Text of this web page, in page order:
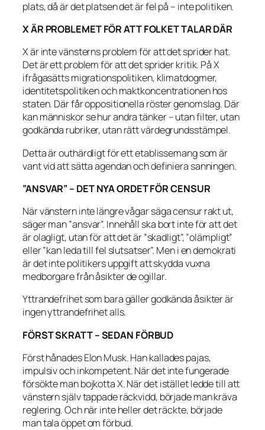
plats, då är det platsen det är fel på – inte politiken.
X ÄR PROBLEMET FÖR ATT FOLKET TALAR DÄR
X är inte vänsterns problem för att det sprider hat.
Det är ett problem för att det sprider kritik. På X
ifrågasätts migrationspolitiken, klimatdogmer,
identitetspolitiken och maktkoncentrationen hos
staten. Där får oppositionella röster genomslag. Där
kan människor se hur andra tänker – utan filter, utan
godkända rubriker, utan rätt värdegrundsstämpel.
Detta är outhärdligt för ett etablissemang som är
vant vid att sätta agendan och definiera sanningen.
”ANSVAR” – DET NYA ORDET FÖR CENSUR
När vänstern inte längre vågar säga censur rakt ut,
säger man ”ansvar”. Innehåll ska bort inte för att det
är olagligt, utan för att det är ”skadligt”, ”olämpligt”
eller ”kan leda till fel slutsatser”. Men i en demokrati
är det inte politikers uppgift att skydda vuxna
medborgare från åsikter de ogillar.
Yttrandefrihet som bara gäller godkända åsikter är
ingen yttrandefrihet alls.
FÖRST SKRATT – SEDAN FÖRBUD
Först hånades Elon Musk. Han kallades pajas,
impulsiv och inkompetent. När det inte fungerade
försökte man bojkotta X. När det istället ledde till att
vänstern själv tappade räckvidd, började man kräva
reglering. Och när inte heller det räckte, började
man tala öppet om förbud.